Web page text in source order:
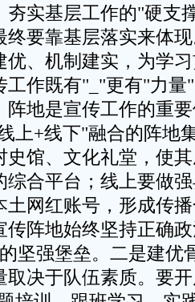
夯实基层工作的"硬支
终要靠基层落实来体
优、机制建实，为学
工作既有"_"更有"力量
阵地是宣传工作的重
上+线下"融合的阵地
史馆、文化礼堂，使
综合平台；线上要做
土网红账号，形成传
传阵地始终坚持正确
坚强堡垒。二是建优
取决于队伍素质。要